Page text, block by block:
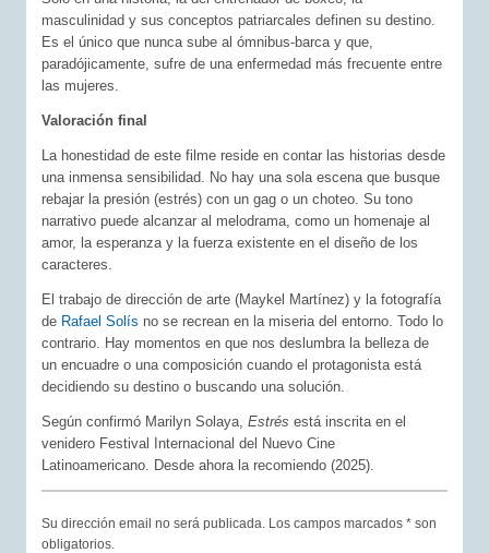
masculinidad y sus conceptos patriarcales definen su destino.
Es el único que nunca sube al ómnibus-barca y que,
paradójicamente, sufre de una enfermedad más frecuente entre
las mujeres.
Valoración final
La honestidad de este filme reside en contar las historias desde
una inmensa sensibilidad. No hay una sola escena que busque
rebajar la presión (estrés) con un gag o un choteo. Su tono
narrativo puede alcanzar al melodrama, como un homenaje al
amor, la esperanza y la fuerza existente en el diseño de los
caracteres.
El trabajo de dirección de arte (Maykel Martínez) y la fotografía
de Rafael Solís no se recrean en la miseria del entorno. Todo lo
contrario. Hay momentos en que nos deslumbra la belleza de
un encuadre o una composición cuando el protagonista está
decidiendo su destino o buscando una solución.
Según confirmó Marilyn Solaya,Estrésestá inscrita en el
venidero Festival Internacional del Nuevo Cine
Latinoamericano. Desde ahora la recomiendo (2025).
Su dirección email no será publicada. Los campos marcados * son
obligatorios.